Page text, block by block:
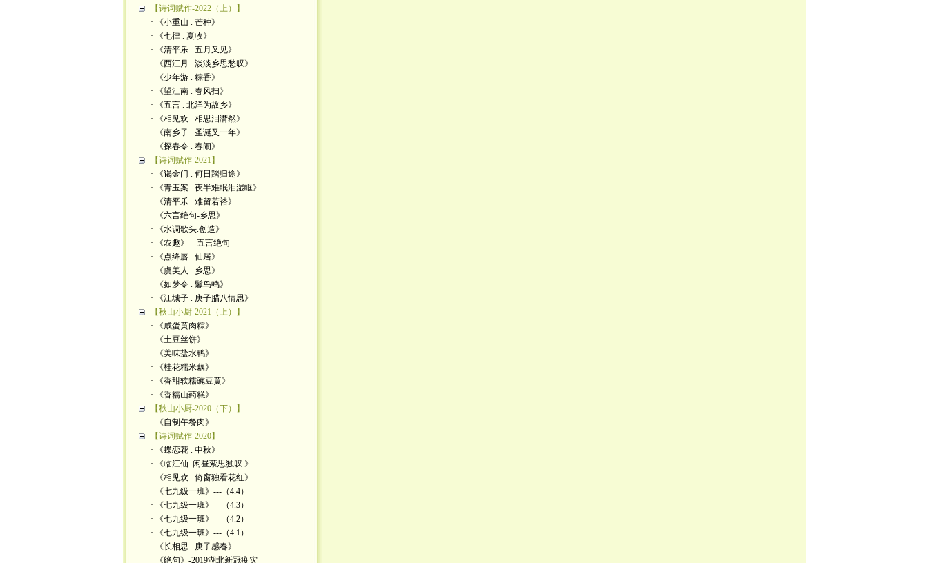
【诗词赋作-2022（上）】
· 《小重山 . 芒种》
· 《七律 . 夏收》
· 《清平乐 . 五月又见》
· 《西江月 . 淡淡乡思愁叹》
· 《少年游 . 粽香》
· 《望江南 . 春风扫》
· 《五言 . 北洋为故乡》
· 《相见欢 . 相思泪潸然》
· 《南乡子 . 圣诞又一年》
· 《探春令 . 春闹》
【诗词赋作-2021】
· 《谒金门 . 何日踏归途》
· 《青玉案 . 夜半难眠泪湿眶》
· 《清平乐 . 难留若裕》
· 《六言绝句-乡思》
· 《水调歌头.创造》
· 《农趣》---五言绝句
· 《点绛唇 . 仙居》
· 《虞美人 . 乡思》
· 《如梦令 . 鬊鸟鸣》
· 《江城子 . 庚子腊八情思》
【秋山小厨-2021（上）】
· 《咸蛋黄肉粽》
· 《土豆丝饼》
· 《美味盐水鸭》
· 《桂花糯米藕》
· 《香甜软糯豌豆黄》
· 《香糯山药糕》
【秋山小厨-2020（下）】
· 《自制午餐肉》
【诗词赋作-2020】
· 《蝶恋花 . 中秋》
· 《临江仙 .闲昼萦思独叹 》
· 《相见欢 . 倚窗独看花红》
· 《七九级一班》---（4.4）
· 《七九级一班》---（4.3）
· 《七九级一班》---（4.2）
· 《七九级一班》---（4.1）
· 《长相思 . 庚子感春》
· 《绝句》-2019湖北新冠疫灾